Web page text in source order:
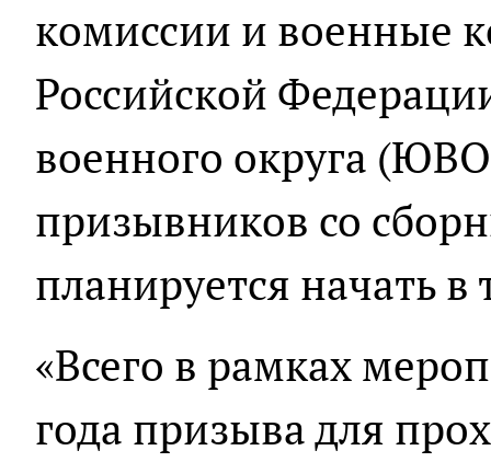
комиссии и военные
Российской
военного округа
призывников со
планируется начать в
«Всего в рамках
года призыва для